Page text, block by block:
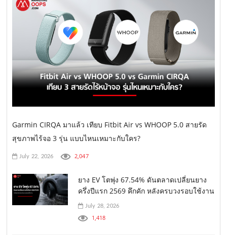
Garmin CIRQA มาแล้ว เทียบ Fitbit Air vs WHOOP 5.0 สายรัด
สุขภาพไร้จอ 3 รุ่น แบบไหนเหมาะกับใคร?
July 22, 2026 2,047
ยาง EV โตพุ่ง 67.54% ดันตลาดเปลี่ยนยาง
ครึ่งปีแรก 2569 คึกคัก หลังครบวงรอบใช้งาน
July 28, 2026
1,418